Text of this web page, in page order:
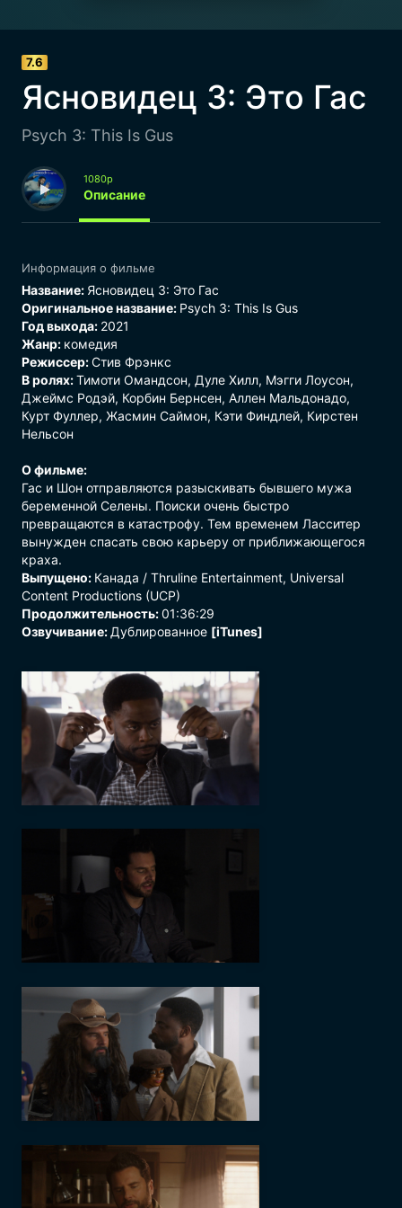
7.6
Ясновидец 3: Это Гас
Psych 3: This Is Gus
1080p
Описание
Информация о фильме
Название: Ясновидец 3: Это Гас
Оригинальное название: Psych 3: This Is Gus
Год выхода: 2021
Жанр: комедия
Режиссер:Стив Фрэнкс
В ролях:Тимоти Омандсон, Дуле Хилл, Мэгги Лоусон,
Джеймс Родэй, Корбин Бернсен, Аллен Мальдонадо,
Курт Фуллер, Жасмин Саймон, Кэти Финдлей, Кирстен
Нельсон
О фильме:
Гас и Шон отправляются разыскивать бывшего мужа
беременной Селены. Поиски очень быстро
превращаются в катастрофу. Тем временем Ласситер
вынужден спасать свою карьеру от приближающегося
краха.
Выпущено: Канада / Thruline Entertainment, Universal
Content Productions (UCP)
Продолжительность:01:36:29
Озвучивание: Дублированное [iTunes]